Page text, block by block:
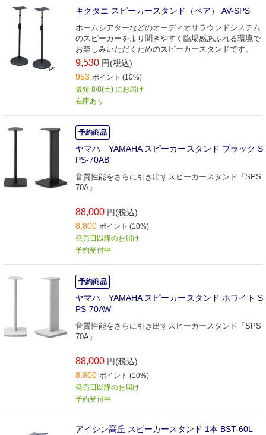
キクタニ スピーカースタンド（ペア） AV-SPS
ホームシアターなどのオーディオサラウンドシステム
のスピーカーをより聞きやすく臨場感あふれる環境で
お楽しみいただくためのスピーカースタンドです。
9,530 円(税込)
953 ポイント (10%)
最短 8/8(土) にお届け
在庫あり
予約商品
ヤマハ YAMAHA スピーカースタンド ブラック S
PS-70AB
音質性能をさらに引き出すスピーカースタンド『SPS
70A』
88,000 円(税込)
8,800 ポイント (10%)
発売日以降のお届け
予約受付中
予約商品
ヤマハ YAMAHA スピーカースタンド ホワイト S
PS-70AW
音質性能をさらに引き出すスピーカースタンド『SPS
70A』
88,000 円(税込)
8,800 ポイント (10%)
発売日以降のお届け
予約受付中
アイシン高丘 スピーカースタンド 1本 BST-60L